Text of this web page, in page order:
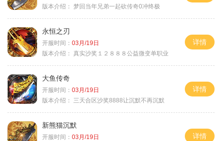
版本介绍： 梦回当年兄弟一起砍传奇0冲终极
永恒之刃
开服时间： 03月/19日
版本介绍： 真实沙奖１２８８８公益微变单职业
详情
大鱼传奇
开服时间： 03月/19日
版本介绍：
三天合区沙奖8888让沉默不再沉默
详情
新熊猫沉默
开服时间： 03月/19日
详情